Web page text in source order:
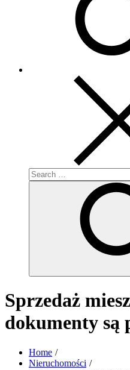
Search
for:
Sprzedaż
dokumenty są
Home
Nieruchomości